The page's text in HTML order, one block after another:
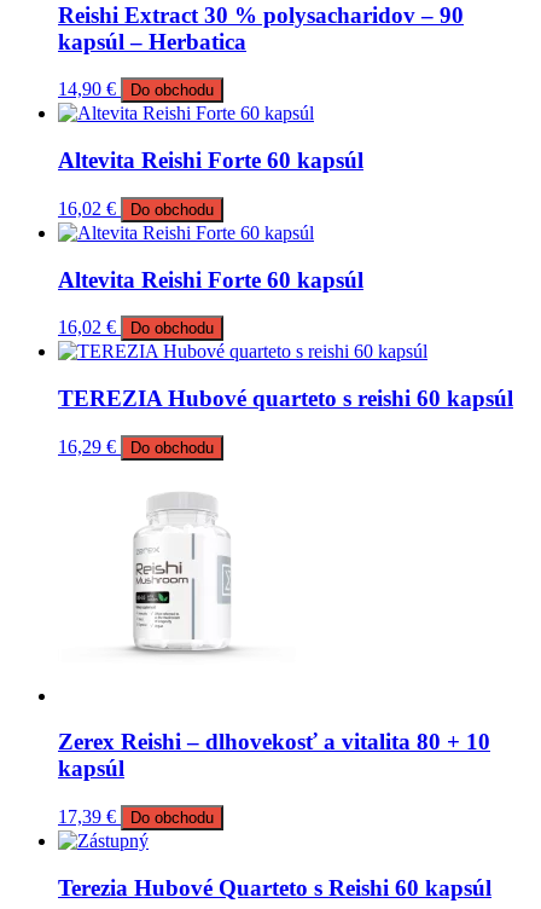
Reishi Extract 30 % polysacharidov – 90
kapsúl – Herbatica
14,90 € Do obchodu
Altevita Reishi Forte 60 kapsúl
16,02 € Do obchodu
Altevita Reishi Forte 60 kapsúl
16,02 € Do obchodu
TEREZIA Hubové quarteto s reishi 60 kapsúl
16,29 € Do obchodu
Zerex Reishi – dlhovekosť a vitalita 80 + 10
kapsúl
17,39 € Do obchodu
Terezia Hubové Quarteto s Reishi 60 kapsúl